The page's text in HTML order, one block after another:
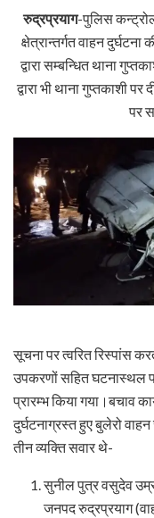
रुद्रप्रयाग-पुलिस
क्षेत्रान्तर्गत वाहन
द्वारा सम्बन्धित थाना
द्वारा भी थाना गुप्तकाशी
पर
सूचना पर त्वरित रिस्पांस
उपकरणों सहित घटनास्थल
प्रारम्भ किया गया।बचाव
दुर्घटनाग्रस्त हुए बुलेरो
तीन व्यक्ति सवार थे-
सुनील पुत्र वसुदेव उम्र
जनपद रुद्रप्रयाग